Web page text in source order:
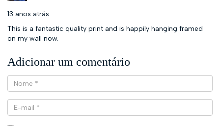
13 anos atrás
This is a fantastic quality print and is happily hanging framed
on my wall now.
Adicionar um comentário